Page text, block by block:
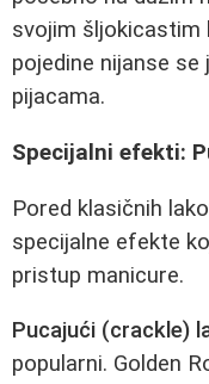
svojim šljokicastim
pojedine nijanse
pijacama.
Specijalni efekti:
Pored klasičnih
specijalne efekte
pristup manicure.
Pucajući (crackle)
popularni. Golden